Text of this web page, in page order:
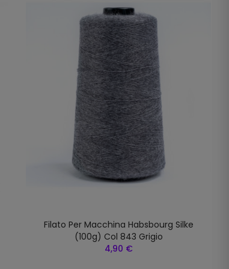
Filato Per Macchina Habsbourg Silke
(100g) Col 843 Grigio
4,90 €